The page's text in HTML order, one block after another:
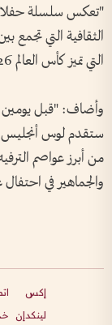
"تعكس سلسلة حفلات
الثقافية التي تجمع
التي تميز كأس العالم 2026".
وأضاف: "قبل يومين
ستقدم لوس أنجليس
من أبرز عواصم
والجماهير في احتفال
إكس
لينكدإن